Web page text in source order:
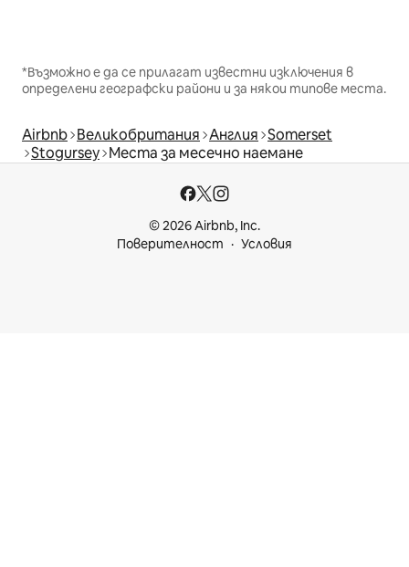
*Възможно е да се прилагат известни изключения в
определени географски райони и за някои типове места.
Airbnb Великобритания Англия Somerset
Stogursey Места за месечно наемане
© 2026 Airbnb, Inc.
Поверителност
Условия